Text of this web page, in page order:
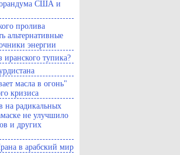
США и
пролива
альтернативные
энергии
иранского тупика?
масла в огонь"
кризиса
на радикальных
не улучшило
и других
в арабский мир